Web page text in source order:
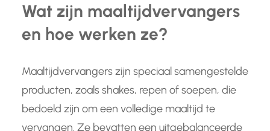
Wat zijn maaltijdvervangers
en hoe werken ze?
Maaltijdvervangers zijn speciaal samengestelde
producten, zoals shakes, repen of soepen, die
bedoeld zijn om een volledige maaltijd te
vervangen. Ze bevatten een uitgebalanceerde